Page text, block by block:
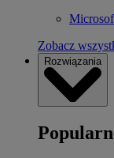
Zobacz
Rozwiązania